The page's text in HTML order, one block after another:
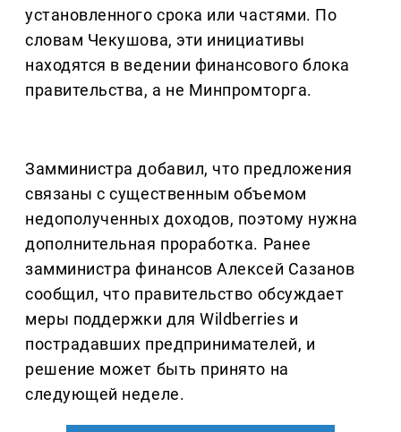
установленного срока или частями. По
словам Чекушова, эти инициативы
находятся в ведении финансового блока
правительства, а не Минпромторга.
Замминистра добавил, что предложения
связаны с существенным объемом
недополученных доходов, поэтому нужна
дополнительная проработка. Ранее
замминистра финансов Алексей Сазанов
сообщил, что правительство обсуждает
меры поддержки для Wildberries и
пострадавших предпринимателей, и
решение может быть принято на
следующей неделе.